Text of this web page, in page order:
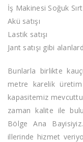
İş Makinesi Soğuk
Akü satışı
Lastik satışı
Jant satışı gibi
Bunlarla birlikte
metre karelik
kapasitemiz
zaman kalite ile
Bölge Ana
illerinde hizmet